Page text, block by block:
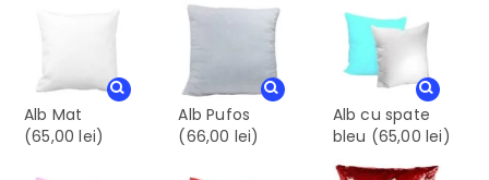
Alb Mat
(65,00 lei)
Alb Pufos
(66,00 lei)
Alb cu spate
bleu (65,00 lei)